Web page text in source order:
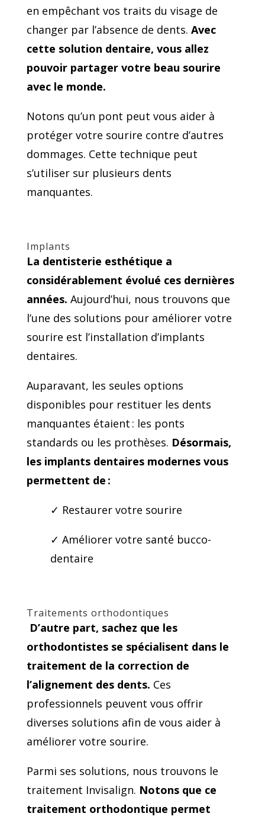
en empêchant vos traits du visage de
changer par l’absence de dents. Avec
cette solution dentaire, vous allez
pouvoir partager votre beau sourire
avec le monde.
Notons qu’un pont peut vous aider à
protéger votre sourire contre d’autres
dommages. Cette technique peut
s’utiliser sur plusieurs dents
manquantes.
Implants
La dentisterie esthétique a
considérablement évolué ces dernières
années. Aujourd’hui, nous trouvons que
l’une des solutions pour améliorer votre
sourire est l’installation d’implants
dentaires.
Auparavant, les seules options
disponibles pour restituer les dents
manquantes étaient : les ponts
standards ou les prothèses. Désormais,
les implants dentaires modernes vous
permettent de :
✓ Restaurer votre sourire
✓ Améliorer votre santé bucco-
dentaire
Traitements orthodontiques
D’autre part, sachez que les
orthodontistes se spécialisent dans le
traitement de la correction de
l’alignement des dents. Ces
professionnels peuvent vous offrir
diverses solutions afin de vous aider à
améliorer votre sourire.
Parmi ses solutions, nous trouvons le
traitement Invisalign. Notons que ce
traitement orthodontique permet